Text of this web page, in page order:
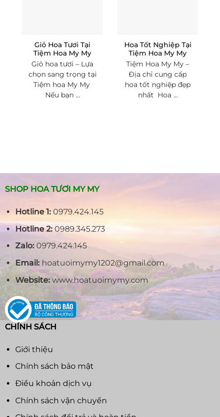
Giỏ Hoa Tươi Tại
Tiệm Hoa My My
Giỏ hoa tươi – Lựa
chọn sang trọng tại
Tiệm hoa My My
Nếu bạn ...
Hoa Tốt Nghiệp Tại
Tiệm Hoa My My
Tiệm Hoa My My –
Địa chỉ cung cấp
hoa tốt nghiệp đẹp
nhất Hoa ...
SHOP HOA TƯƠI MY MY
Hotline 1:0979.424.145
Hotline 2:0989.345.273
Zalo:0979.424.145
Email:hoatuoimymy1202@gmail.com
Website:www.hoatuoimymy.com
CHÍNH SÁCH
Giới thiệu
Chính sách bảo mật
Điều khoản dịch vụ
Chính sách vận chuyển